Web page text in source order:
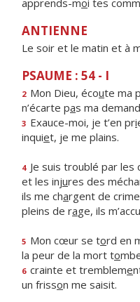
apprends-moi tes
ANTIENNE
Le soir et le matin et à
PSAUME : 54 - I
2 Mon Dieu, écoute ma
n’écarte pas ma
3 Exauce-moi, je t’en pri
inquiet, je me plains.
4 Je suis troublé par les
et les injures des
ils me chargent de
pleins de rage, ils
5 Mon cœur se tord en
la peur de la mort to
6 crainte et trembleme
un frisson me saisit.